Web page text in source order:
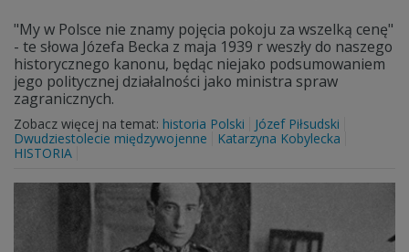
"My w Polsce nie znamy pojęcia pokoju za wszelką cenę"
- te słowa Józefa Becka z maja 1939 r weszły do naszego
historycznego kanonu, będąc niejako podsumowaniem
jego politycznej działalności jako ministra spraw
zagranicznych.
Zobacz więcej na temat: historia Polski
Józef Piłsudski
Dwudziestolecie międzywojenne
Katarzyna Kobylecka
HISTORIA